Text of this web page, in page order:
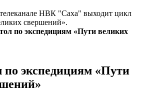
НВК "Саха" выходит цикл
свершений».
по экспедициям «Пути великих
по экспедициям «Пути